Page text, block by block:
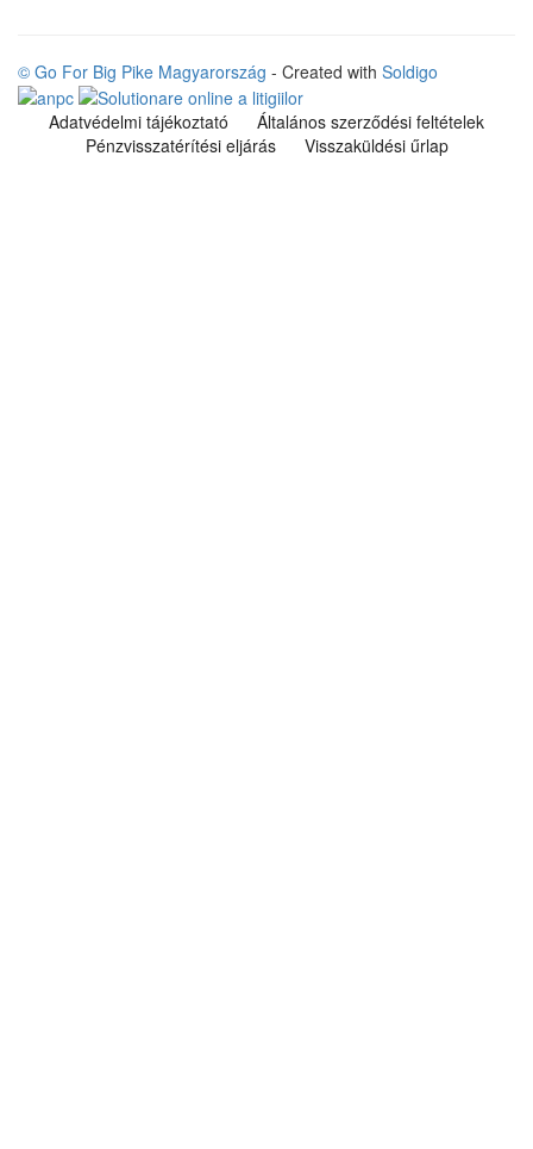
© Go For Big Pike Magyarország - Created with Soldigo
Adatvédelmi tájékoztató
Általános szerződési feltételek
Pénzvisszatérítési eljárás
Visszaküldési űrlap